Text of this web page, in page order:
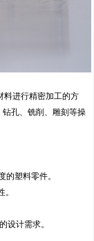
料进行精密加工的方
孔、铣削、雕刻等操
的塑料零件。
设计需求。